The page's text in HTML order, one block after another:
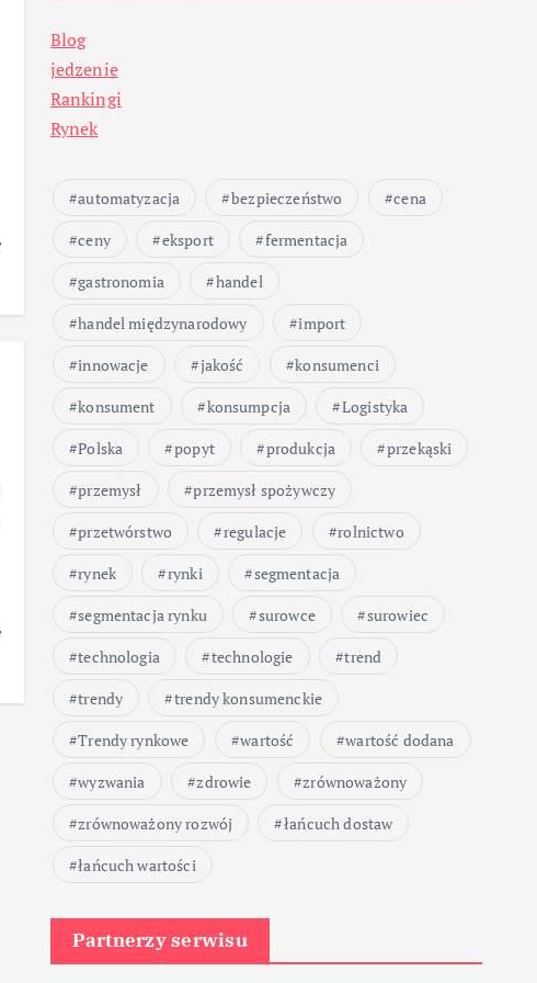
Blog
jedzenie
Rankingi
Rynek
automatyzacja bezpieczeństwo
cena
ceny
eksport
fermentacja
gastronomia
handel
handel międzynarodowy
import
innowacje
jakość
konsumenci
konsument
konsumpcja
Logistyka
Polska
popyt produkcja
przekąski
przemysł
przemysł spożywczy
przetwórstwo
regulacje
rolnictwo
rynek
rynki
segmentacja
segmentacja rynku
surowce
surowiec
technologia
technologie
trend
trendy
trendy konsumenckie
Trendy rynkowe
wartość
wartość dodana
wyzwania
zdrowie
zrównoważony
zrównoważony rozwój
łańcuch dostaw
łańcuch wartości
Partnerzy serwisu